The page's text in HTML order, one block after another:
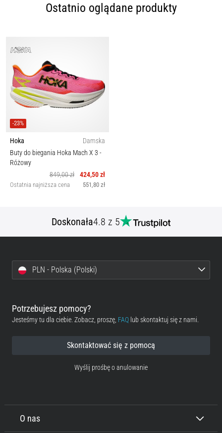
Ostatnio oglądane produkty
-23%
Hoka
Damska
Buty do biegania Hoka Mach X 3 -
Różowy
849,00 zł
424,50 zł
Ostatnia najniższa cena 551,80 zł
Doskonała4.8 z 5
O nas
PLN - Polska (Polski)
Potrzebujesz pomocy?
Jesteśmy tu dla ciebie. Zobacz, proszę, FAQ lub skontaktuj się z nami.
Skontaktować się z pomocą
Wyślij prośbę o anulowanie